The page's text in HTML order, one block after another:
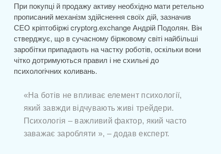
При покупці й продажу активу необхідно мати ретельно
прописаний механізм здійснення своїх дій, зазначив
СЕО кріптобіржі cryptorg.exchange Андрій Подолян. Він
стверджує, що в сучасному біржовому світі найбільші
заробітки припадають на частку роботів, оскільки вони
чітко дотримуються правил і не схильні до
психологічних коливань.
«На ботів не впливає елемент психології,
який завжди відчувають живі трейдери.
Психологія – важливий фактор, який часто
заважає заробляти », – додав експерт.